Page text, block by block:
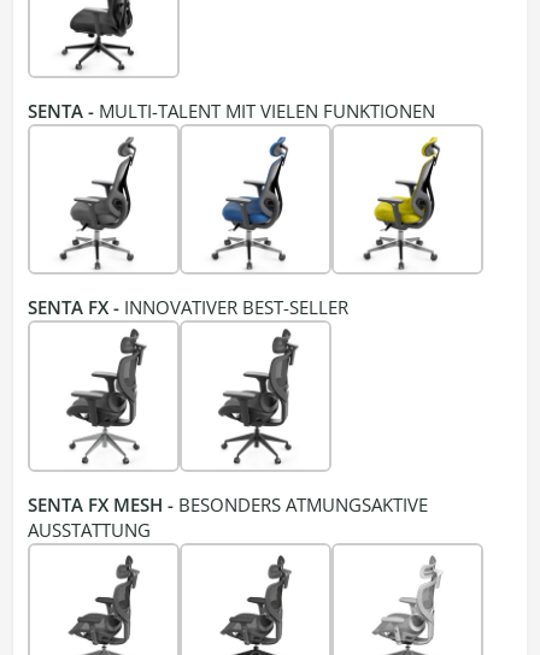
SENTA - MULTI-TALENT MIT VIELEN FUNKTIONEN
SENTA FX - INNOVATIVER BEST-SELLER
SENTA FX MESH - BESONDERS ATMUNGSAKTIVE
AUSSTATTUNG